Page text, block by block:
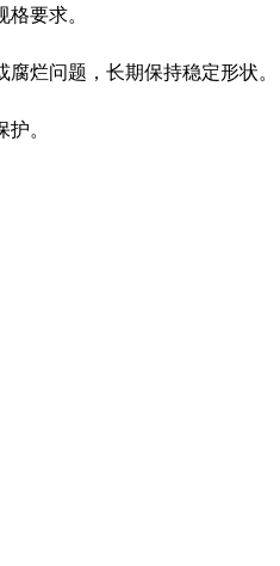
要求。
烂问题，长期保持稳定形状。
。